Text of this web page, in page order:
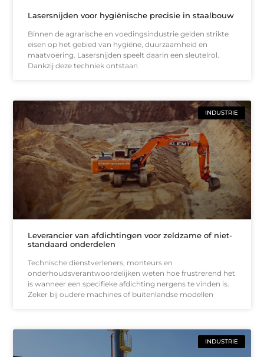
Lasersnijden voor hygiënische precisie in staalbouw
Binnen de agrarische en voedingsindustrie gelden strikte
eisen op het gebied van hygiëne, duurzaamheid en
maatvoering. Lasersnijden speelt daarin een sleutelrol.
Dankzij deze techniek ontstaan
INDUSTRIE
Leverancier van afdichtingen voor zeldzame of niet-
standaard onderdelen
Technische dienstverleners, monteurs en
onderhoudsverantwoordelijken weten hoe frustrerend het
is wanneer een specifieke afdichting nergens te vinden is.
Zeker bij oudere machines of buitenlandse modellen
INDUSTRIE